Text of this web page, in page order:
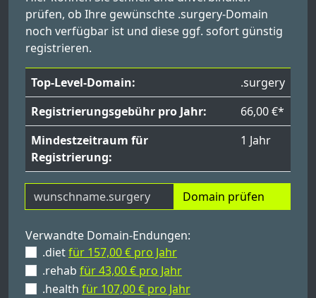
prüfen, ob Ihre gewünschte .surgery-Domain
noch verfügbar ist und diese ggf. sofort günstig
registrieren.
Top-Level-Domain:
.surgery
Registrierungsgebühr pro Jahr:
66,00 €*
Mindestzeitraum für
Registrierung:
1 Jahr
Domain prüfen
Verwandte Domain-Endungen:
.dietfür 157,00 € pro Jahr
.rehab für 43,00 € pro Jahr
.health für 107,00 € pro Jahr